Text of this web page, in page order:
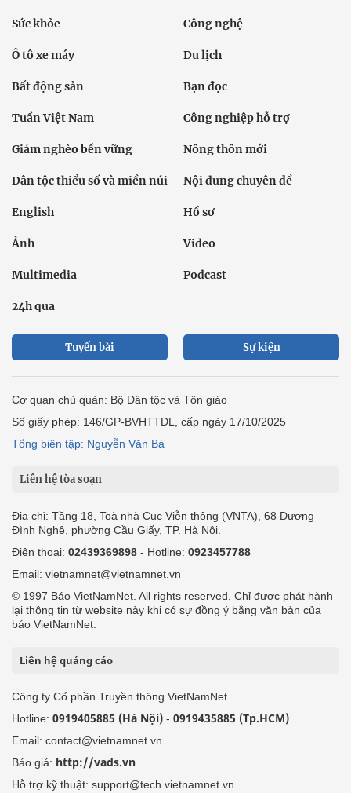
Sức khỏe Công nghệ
Ô tô xe máy Du lịch
Bất động sản Bạn đọc
Tuần Việt Nam Công nghiệp hỗ trợ
Giảm nghèo bền vững Nông thôn mới
Dân tộc thiểu số và miền núi Nội dung chuyên đề
English Hồ sơ
Ảnh Video
Multimedia Podcast
24h qua
Tuyến bài Sự kiện
Cơ quan chủ quản: Bộ Dân tộc và Tôn giáo
Số giấy phép: 146/GP-BVHTTDL, cấp ngày 17/10/2025
Tổng biên tập: Nguyễn Văn Bá
Liên hệ tòa soạn
Địa chỉ: Tầng 18, Toà nhà Cục Viễn thông (VNTA), 68 Dương
Đình Nghệ, phường Cầu Giấy, TP. Hà Nội.
Điện thoại: 02439369898 - Hotline: 0923457788
Email: vietnamnet@vietnamnet.vn
© 1997 Báo VietNamNet. All rights reserved. Chỉ được phát hành
lại thông tin từ website này khi có sự đồng ý bằng văn bản của
báo VietNamNet.
Liên hệ quảng cáo
Công ty Cổ phần Truyền thông VietNamNet
Hotline: 0919405885 (Hà Nội) - 0919435885 (Tp.HCM)
Email: contact@vietnamnet.vn
Báo giá: http://vads.vn
Hỗ trợ kỹ thuật: support@tech.vietnamnet.vn